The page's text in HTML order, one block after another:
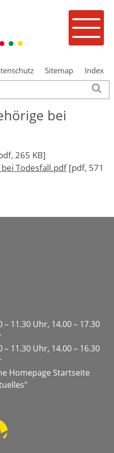
Index
Sitemap
Menu
bei
265 KB]
Todesfall.pdf[pdf, 571
– 11.30 Uhr, 14.00 – 17.30
– 11.30 Uhr, 14.00 – 16.30
Homepage Startseite